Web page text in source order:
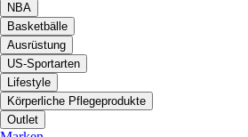
NBA
Basketbälle
Ausrüstung
US-Sportarten
Lifestyle
Körperliche Pflegeprodukte
Outlet